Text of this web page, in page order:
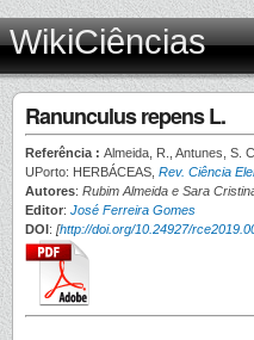
WikiCiências
Ranunculus repens L.
Referência : Almeida, R., Antunes, S.
UPorto: HERBÁCEAS, Rev. Ciência
Autores: Rubim Almeida e Sara
Editor: José Ferreira Gomes
DOI: [http://doi.org/10.24927/